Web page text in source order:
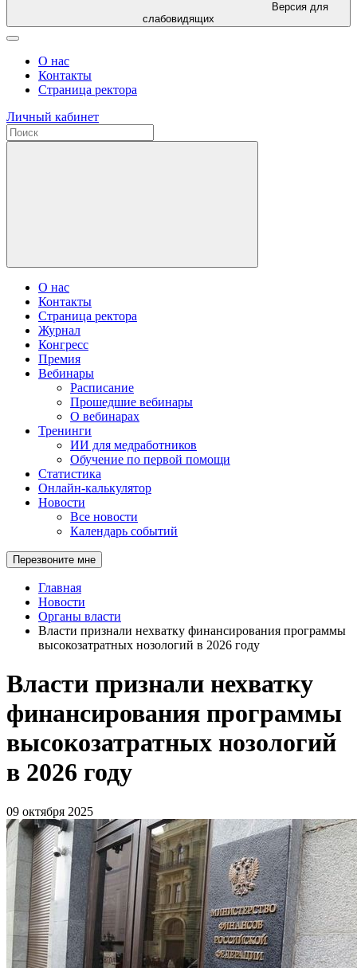
Версия для
слабовидящих
О нас
Контакты
Страница ректора
Личный кабинет
О нас
Контакты
Страница ректора
Журнал
Конгресс
Премия
Вебинары
Расписание
Прошедшие вебинары
О вебинарах
Тренинги
ИИ для медработников
Обучение по первой помощи
Статистика
Онлайн-калькулятор
Новости
Все новости
Календарь событий
Перезвоните мне
Главная
Новости
Органы власти
Власти признали нехватку финансирования программы
высокозатратных нозологий в 2026 году
Власти признали нехватку
финансирования программы
высокозатратных нозологий
в 2026 году
09 октября 2025